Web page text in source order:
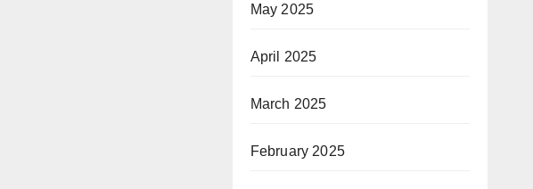
May 2025
April 2025
March 2025
February 2025